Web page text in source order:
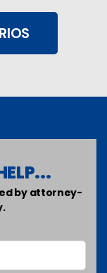
by attorney-